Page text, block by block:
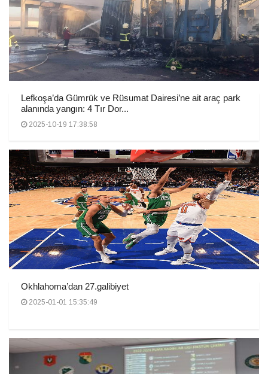
Lefkoşa’da Gümrük ve Rüsumat Dairesi’ne ait araç park
alanında yangın: 4 Tır Dor...
2025-10-19 17:38:58
Okhlahoma’dan 27.galibiyet
2025-01-01 15:35:49